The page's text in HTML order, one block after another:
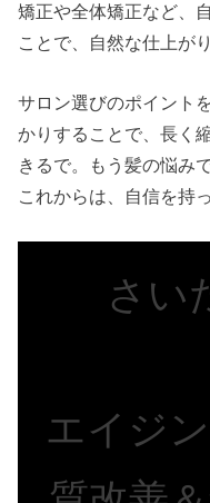
矯正や全体矯正など、
ことで、自然な仕上が
サロン選びのポイント
かりすることで、長く
きるで。もう髪の悩み
これからは、自信を持
さい
エイジ